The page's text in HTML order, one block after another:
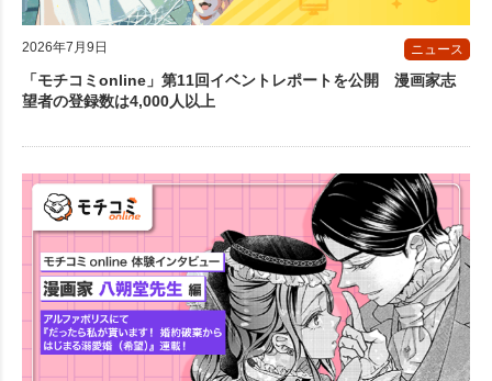
2026年7月9日 ニュース
「モチコミonline」第11回イベントレポートを公開 漫画家志
望者の登録数は4,000人以上